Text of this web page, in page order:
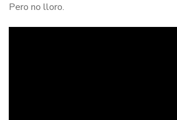
Pero no lloro.